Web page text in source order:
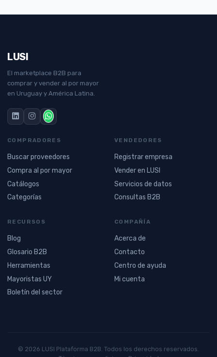
LUSI
El marketplace B2B para
comprar y vender al por mayor
en Uruguay y América Latina.
COMPRADORES
Buscar proveedores
Compra al por mayor
Catálogos
Categorías
VENDEDORES
Registrar empresa
Vender en LUSI
Servicios de datos
Consultas B2B
RECURSOS
Blog
Glosario B2B
Herramientas
Mayoristas UY
Boletín del sector
COMPAÑÍA
Acerca de
Contacto
Centro de ayuda
Mi cuenta
© 2026 LUSI Plataforma B2B. Todos los derechos reservados.